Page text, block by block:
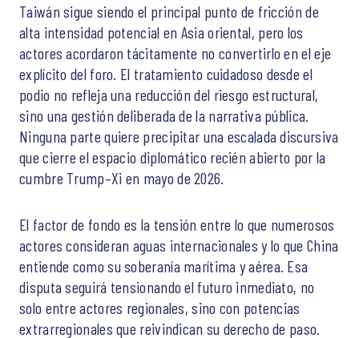
Taiwán sigue siendo el principal punto de fricción de
alta intensidad potencial en Asia oriental, pero los
actores acordaron tácitamente no convertirlo en el eje
explícito del foro. El tratamiento cuidadoso desde el
podio no refleja una reducción del riesgo estructural,
sino una gestión deliberada de la narrativa pública.
Ninguna parte quiere precipitar una escalada discursiva
que cierre el espacio diplomático recién abierto por la
cumbre Trump–Xi en mayo de 2026.
El factor de fondo es la tensión entre lo que numerosos
actores consideran aguas internacionales y lo que China
entiende como su soberanía marítima y aérea. Esa
disputa seguirá tensionando el futuro inmediato, no
solo entre actores regionales, sino con potencias
extrarregionales que reivindican su derecho de paso.